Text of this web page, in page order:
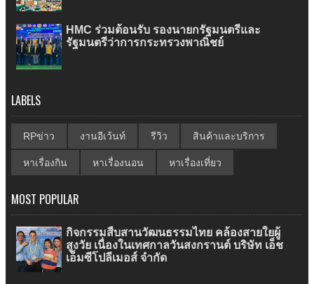
HMC ร่วมต้อนรับ รองนายกรัฐมนตรีและ
รัฐมนตรีว่าการกระทรวงพาณิชย์
LABELS
RPข่าว งานอีเว้นท์ รีวิว สินค้าและบริการ
หาเรื่องกิน หาเรื่องนอน หาเรื่องเที่ยว
MOST POPULAR
กิจกรรมสืบสานวัฒนธรรมไทย คล้องสายใยผู้
สูงวัย เนื่องในเทศกาลวันสงกรานต์ บริษัท เอ็ช
เอ็มซีโปลีเมอส์ จำกัด